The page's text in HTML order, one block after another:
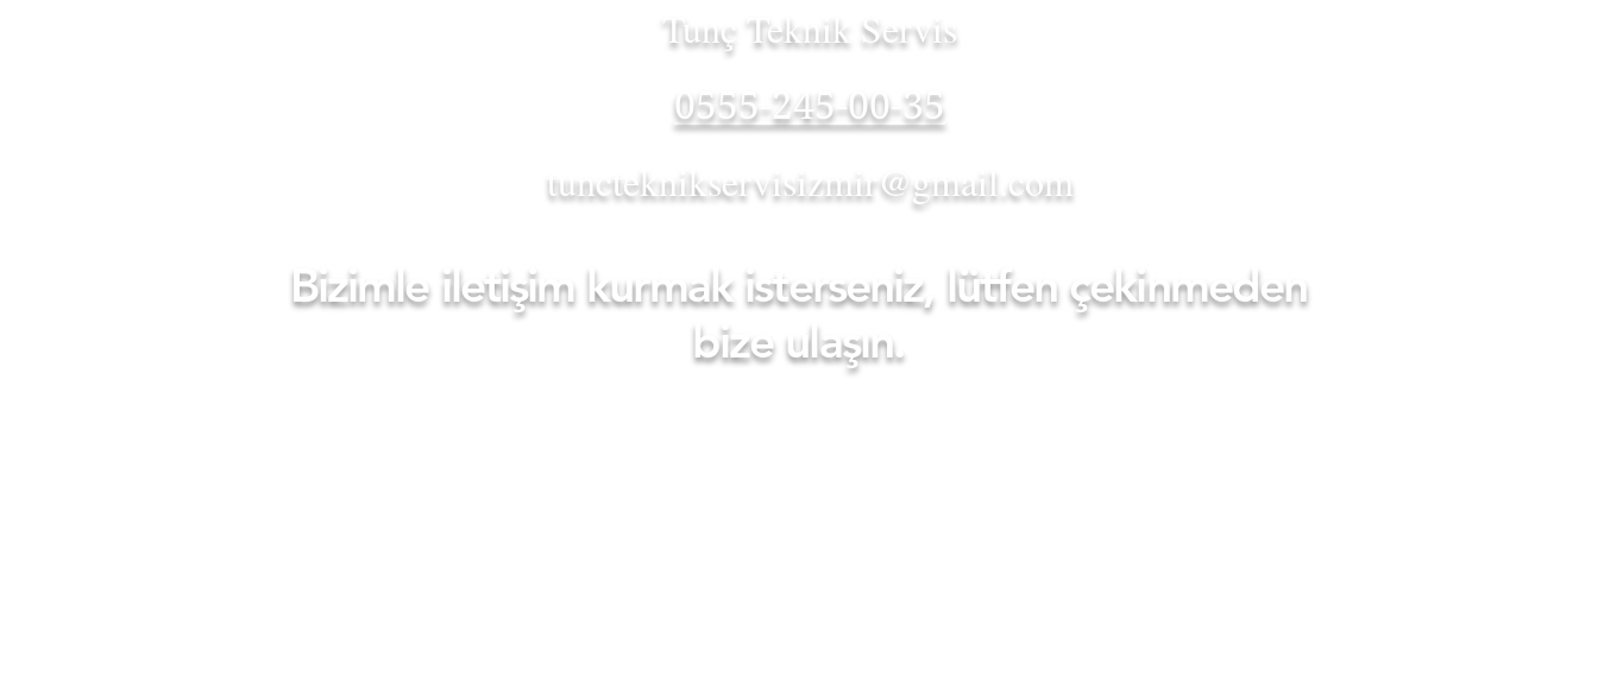
Tunç Teknik Servis
0555-245-00-35
tuncteknikservisizmir@gmail.com
Bizimle iletişim kurmak isterseniz, lütfen çekinmeden
bize ulaşın.